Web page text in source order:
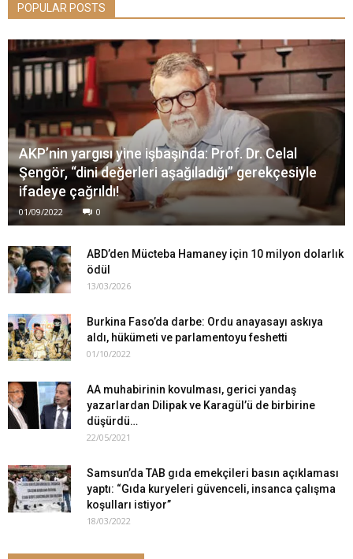
POPULAR POSTS
AKP’nin yargısı yine işbaşında: Prof. Dr. Celal
Şengör, “dini değerleri aşağıladığı” gerekçesiyle
ifadeye çağrıldı!
01/09/2022 0
ABD’den Mücteba Hamaney için 10 milyon dolarlık
ödül
13/03/2026
Burkina Faso’da darbe: Ordu anayasayı askıya
aldı, hükümeti ve parlamentoyu feshetti
01/10/2022
AA muhabirinin kovulması, gerici yandaş
yazarlardan Dilipak ve Karagül’ü de birbirine
düşürdü…
22/05/2021
Samsun’da TAB gıda emekçileri basın açıklaması
yaptı: “Gıda kuryeleri güvenceli, insanca çalışma
koşulları istiyor”
18/03/2022